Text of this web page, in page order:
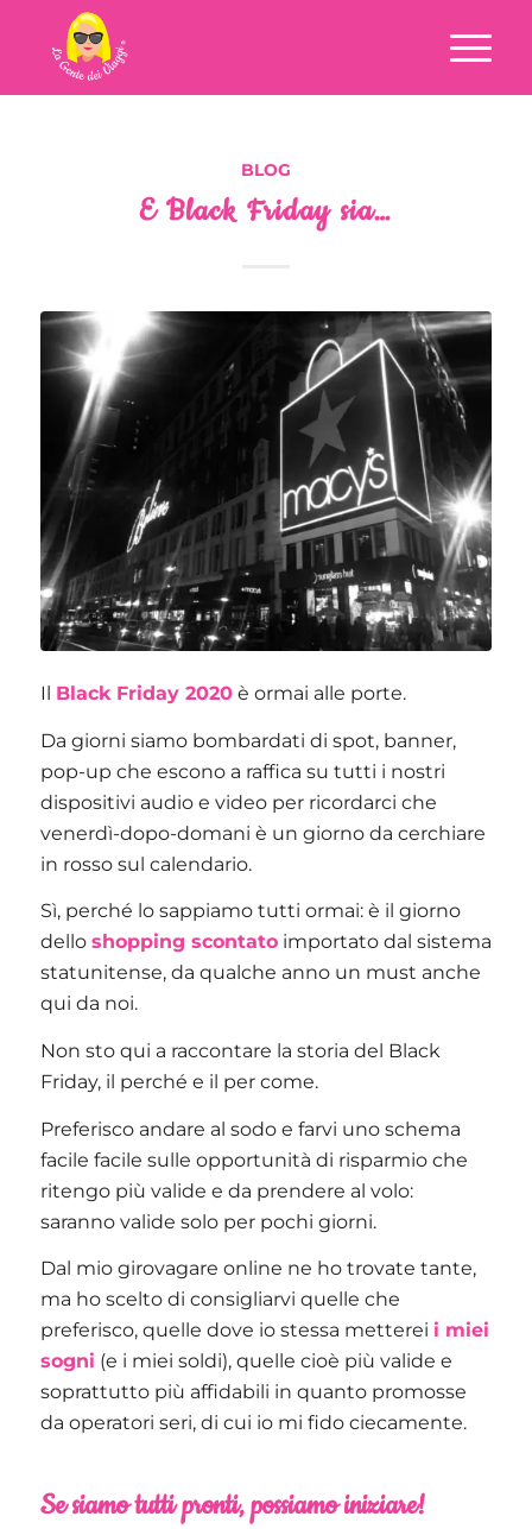
BLOG
E Black Friday sia…
Il Black Friday 2020è ormai alle porte.
Da giorni siamo bombardati di spot, banner,
pop-up che escono a raffica su tutti i nostri
dispositivi audio e video per ricordarci che
venerdì-dopo-domani è un giorno da cerchiare
in rosso sul calendario.
Sì, perché lo sappiamo tutti ormai: è il giorno
dello shopping scontatoimportato dal sistema
statunitense, da qualche anno un must anche
qui da noi.
Non sto qui a raccontare la storia del Black
Friday, il perché e il per come.
Preferisco andare al sodo e farvi uno schema
facile facile sulle opportunità di risparmio che
ritengo più valide e da prendere al volo:
saranno valide solo per pochi giorni.
Dal mio girovagare online ne ho trovate tante,
ma ho scelto di consigliarvi quelle che
preferisco, quelle dove io stessa metterei i miei
sogni (e i miei soldi), quelle cioè più valide e
soprattutto più affidabili in quanto promosse
da operatori seri, di cui io mi fido ciecamente.
Se siamo tutti pronti, possiamo iniziare!